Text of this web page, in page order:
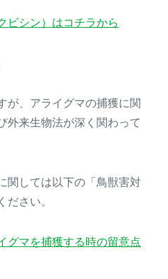
ビシン）はコチラから
が、アライグマの捕獲に関
外来生物法が深く関わって
関しては以下の「鳥獣害対
ださい。
グマを捕獲する時の留意点